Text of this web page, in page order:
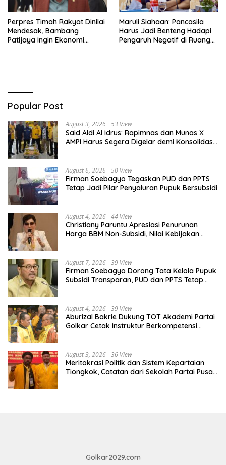
Perpres Timah Rakyat Dinilai
Mendesak, Bambang
Patijaya Ingin Ekonomi
Maruli Siahaan: Pancasila
Harus Jadi Benteng Hadapi
Pengaruh Negatif di Ruang
Popular Post
August 3, 2026 53 View
Said Aldi Al Idrus: Rapimnas dan Munas X
AMPI Harus Segera Digelar demi Konsolidasi
August 6, 2026 50 View
Firman Soebagyo Tegaskan PUD dan PPTS
Tetap Jadi Pilar Penyaluran Pupuk Bersubsidi
August 4, 2026 44 View
Christiany Paruntu Apresiasi Penurunan
Harga BBM Non-Subsidi, Nilai Kebijakan
August 7, 2026 39 View
Firman Soebagyo Dorong Tata Kelola Pupuk
Subsidi Transparan, PUD dan PPTS Tetap
August 4, 2026 39 View
Aburizal Bakrie Dukung TOT Akademi Partai
Golkar Cetak Instruktur Berkompetensi
August 3, 2026 36 View
Meritokrasi Politik dan Sistem Kepartaian
Tiongkok, Catatan dari Sekolah Partai Pusat
Golkar2029.com